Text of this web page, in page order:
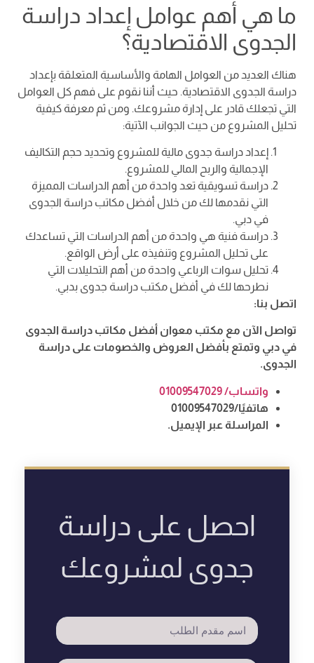
ما هي أهم عوامل إعداد دراسة
الجدوى الاقتصادية؟
هناك العديد من العوامل الهامة والأساسية المتعلقة بإعداد
دراسة الجدوى الاقتصادية. حيث أننا نقوم على فهم كل العوامل
التي تجعلك قادر على إدارة مشروعك. ومن ثم معرفة كيفية
تحليل المشروع من حيث الجوانب الآتية:
إعداد دراسة جدوى مالية للمشروع وتحديد حجم التكاليف
الإجمالية والربح المالي للمشروع.
دراسة تسويقية تعد واحدة من أهم الدراسات المميزة
التي نقدمها لك من خلال أفضل مكاتب دراسة الجدوى
في دبي.
دراسة فنية هي واحدة من أهم الدراسات التي تساعدك
على تحليل المشروع وتنفيذه على أرض الواقع.
تحليل سوات الرباعي واحدة من أهم التحليلات التي
نطرحها لك في أفضل مكتب دراسة جدوى بدبي.
اتصل بنا:
تواصل الآن مع مكتب معوان أفضل مكاتب دراسة الجدوى
في دبي وتمتع بأفضل العروض والخصومات على دراسة
الجدوى.
واتساب/ 01009547029
هاتفيًا/01009547029
المراسلة عبر الإيميل.
احصل على دراسة
جدوى لمشروعك